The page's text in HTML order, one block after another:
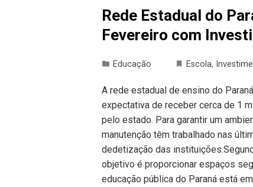
Rede Estadual do
Fevereiro com
Educação Escola,
A rede estadual de ensino do
expectativa de receber cerca de 1
pelo estado. Para garantir um
manutenção têm trabalhado nas
dedetização das
objetivo é proporcionar espaços
educação pública do Paraná está